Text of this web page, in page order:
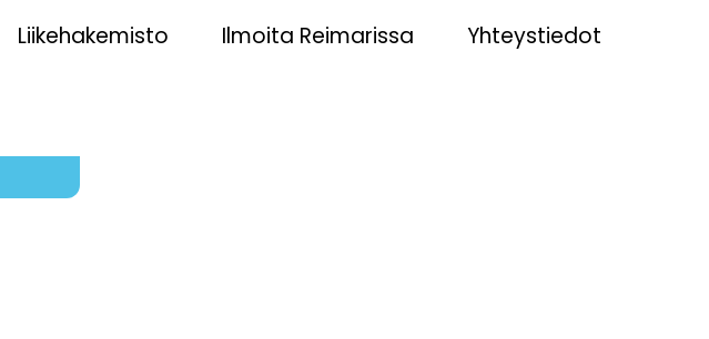
Liikehakemisto Ilmoita Reimarissa Yhteystiedot